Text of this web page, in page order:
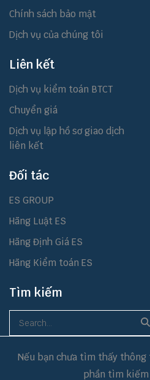
Chính sách bảo mật
Dịch vụ của chúng tôi
Liên kết
Dịch vụ kiểm toán BTCT
Chuyển giá
Dịch vụ lập hồ sơ giao dịch
liên kết
Đối tác
ES GROUP
Hãng Luật ES
Hãng Định Giá ES
Hãng Kiểm toán ES
Tìm kiếm
Nếu bạn chưa tìm thấy thông
phần tìm kiếm